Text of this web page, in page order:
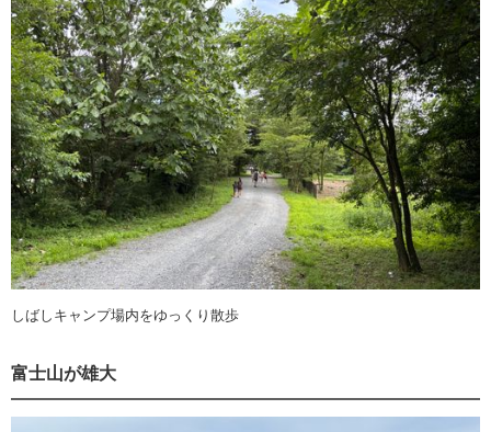
しばしキャンプ場内をゆっくり散歩
富士山が雄大